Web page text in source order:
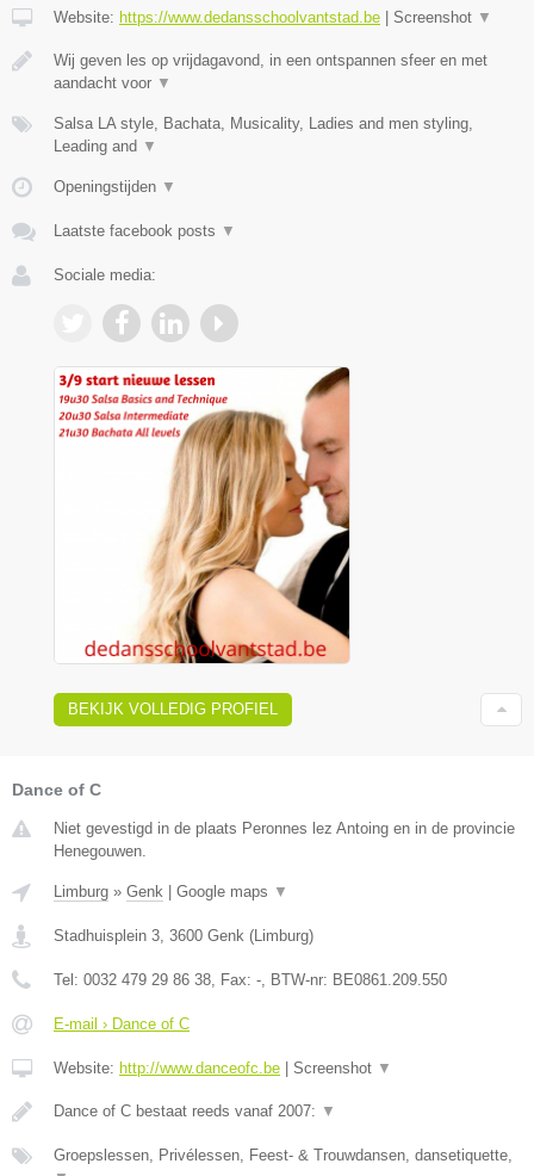
Website: https://www.dedansschoolvantstad.be | Screenshot ▼
Wij geven les op vrijdagavond, in een ontspannen sfeer en met
aandacht voor ▼
Salsa LA style, Bachata, Musicality, Ladies and men styling,
Leading and ▼
Openingstijden ▼
Laatste facebook posts ▼
Sociale media:
BEKIJK VOLLEDIG PROFIEL
Dance of C
Niet gevestigd in de plaats Peronnes lez Antoing en in de provincie
Henegouwen.
Limburg » Genk | Google maps ▼
Stadhuisplein 3 3600 Genk (Limburg)
Tel: 0032 479 29 86 38 , Fax: - , BTW-nr: BE0861.209.550
E-mail › Dance of C
Website: http://www.danceofc.be | Screenshot ▼
Dance of C bestaat reeds vanaf 2007: ▼
Groepslessen, Privélessen, Feest- & Trouwdansen, dansetiquette,